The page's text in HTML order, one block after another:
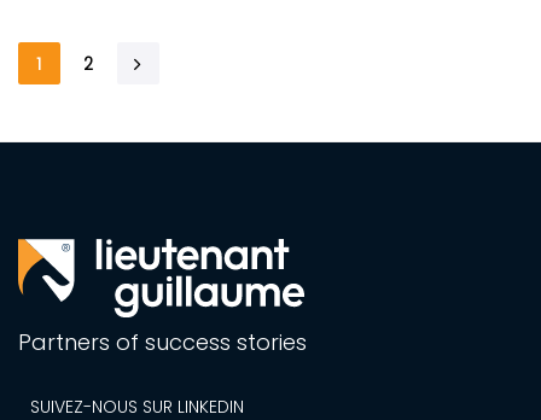
1 2
Partners of success stories
SUIVEZ-NOUS SUR LINKEDIN